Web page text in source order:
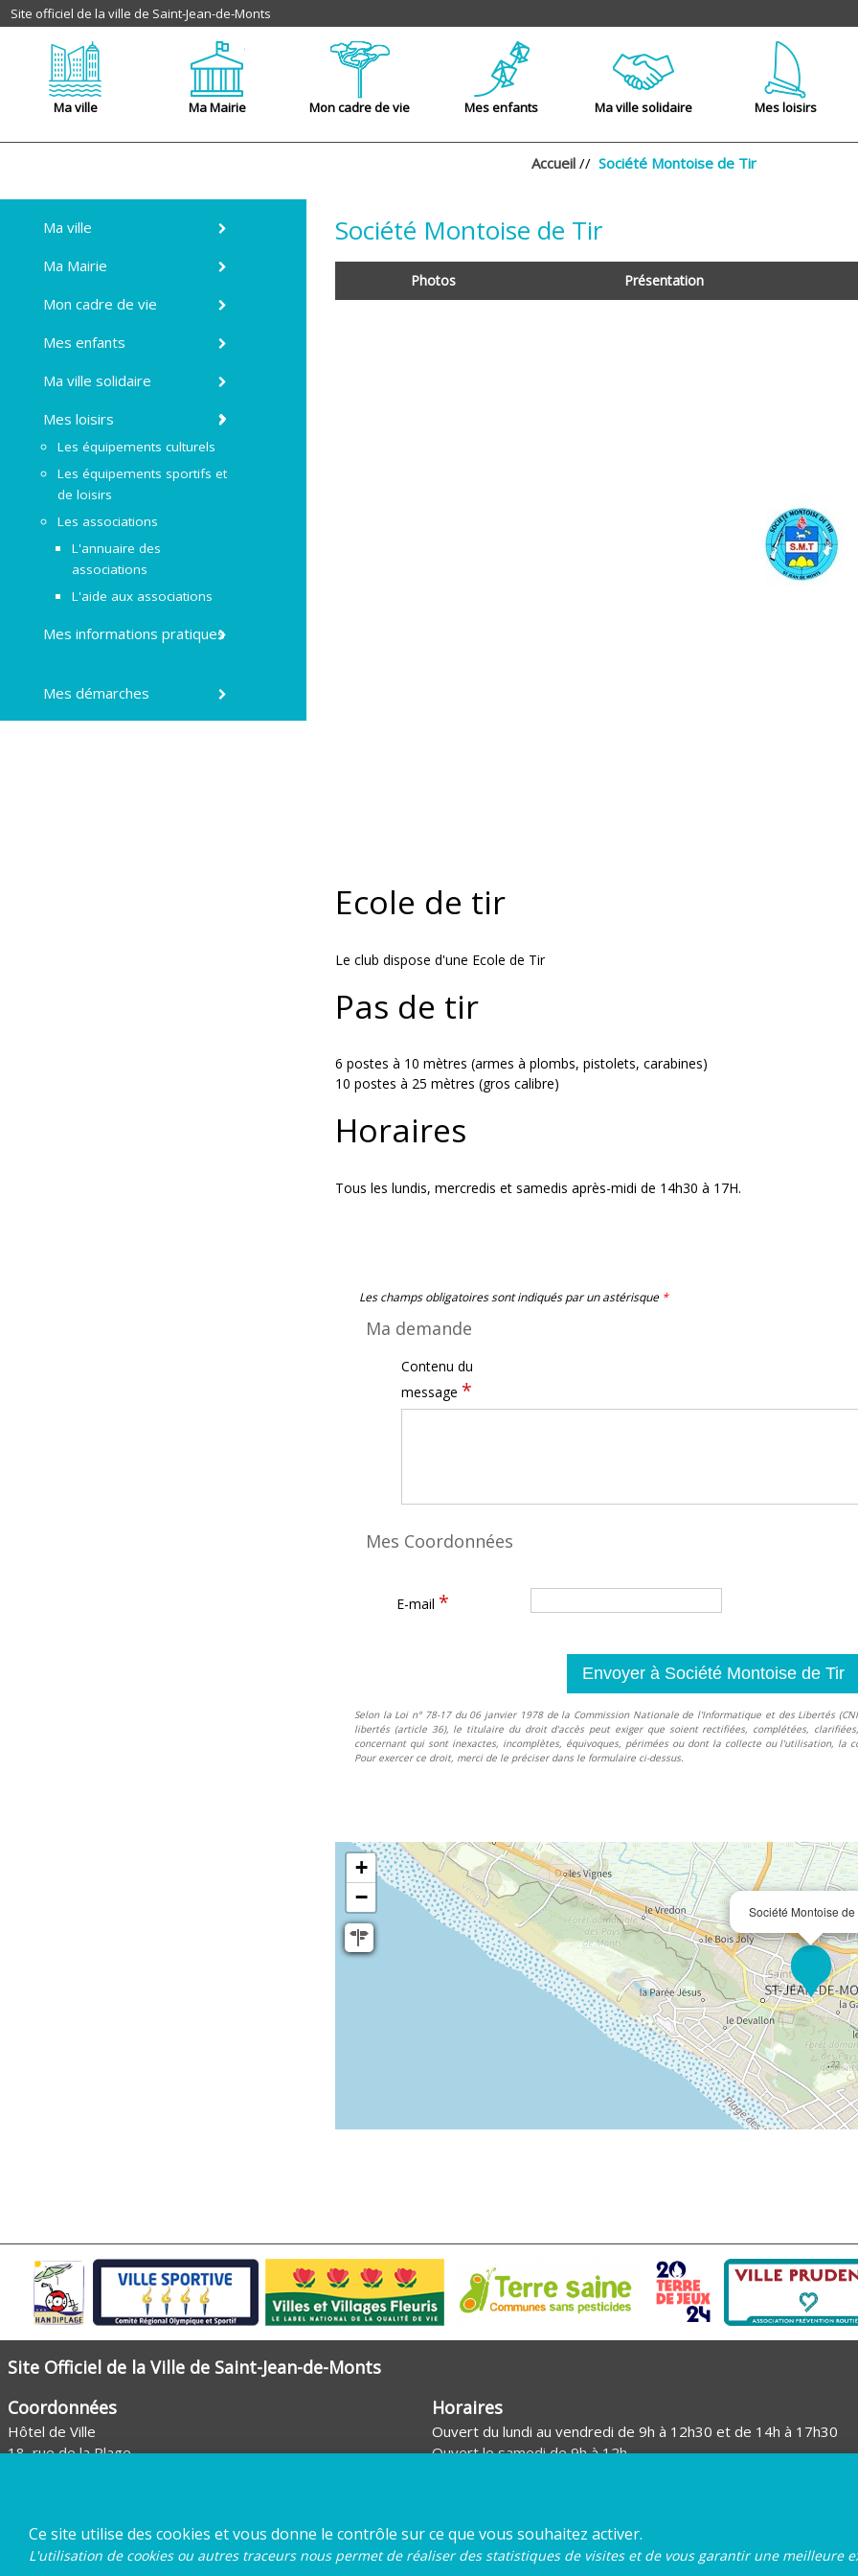
Site officiel de la ville de Saint-Jean-de-Monts
Ma ville Ma Mairie Mon cadre de vie Mes enfants Ma ville solidaire Mes loisirs
Accueil // Société Montoise de Tir
Ma ville
Ma Mairie
Mon cadre de vie
Mes enfants
Ma ville solidaire
Mes loisirs
Les équipements culturels
Les équipements sportifs et
de loisirs
Les associations
L'annuaire des
associations
L'aide aux associations
Mes informations pratiques
Mes démarches
Société Montoise de Tir
Photos Présentation
Ecole de tir
Le club dispose d'une Ecole de Tir
Pas de tir
6 postes à 10 mètres (armes à plombs, pistolets, carabines)
10 postes à 25 mètres (gros calibre)
Horaires
Tous les lundis, mercredis et samedis après-midi de 14h30 à 17H.
Les champs obligatoires sont indiqués par un astérisque *
Ma demande
Contenu du
message *
Mes Coordonnées
E-mail *
Selon la Loi n° 78-17 du 06 janvier 1978 de la Commission Nationale de l'Informatique et des Libertés
libertés (article 36), le titulaire du droit d'accès peut exiger que soient rectifiées, complétées,
concernant qui sont inexactes, incomplètes, équivoques, périmées ou dont la collecte ou l'utilisation, la
Pour exercer ce droit, merci de le préciser dans le formulaire ci-dessus.
Société Montoise de
+
−
Site Officiel de la Ville de Saint-Jean-de-Monts
Coordonnées
Hôtel de Ville
18, rue de la Plage
Horaires
Ouvert du lundi au vendredi de 9h à 12h30 et de 14h à 17h30
Ouvert le samedi de 9h à 12h
Ce site utilise des cookies et vous donne le contrôle sur ce que vous souhaitez activer.
L'utilisation de cookies ou autres traceurs nous permet de réaliser des statistiques de visites et de vous garantir une meilleure